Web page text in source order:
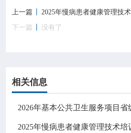
上一篇
2025年慢病患者健康管理技
下一篇
没有了
相关信息